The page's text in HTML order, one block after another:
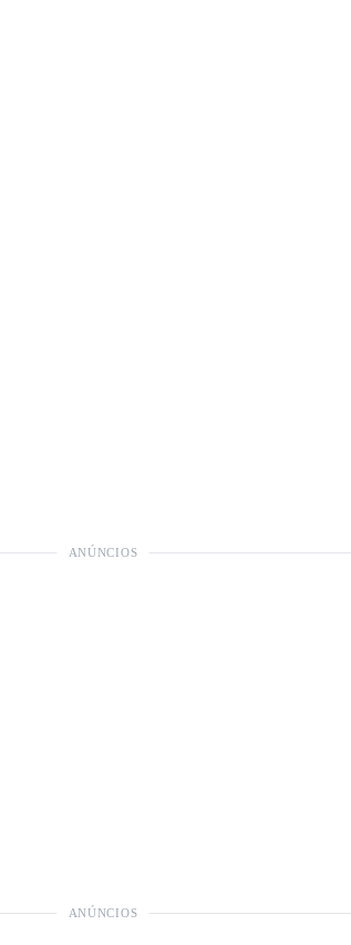
ANÚNCIOS
ANÚNCIOS